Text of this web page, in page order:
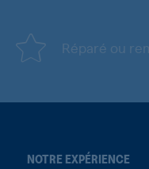
Réparé ou
NOTRE EXPÉRIENCE